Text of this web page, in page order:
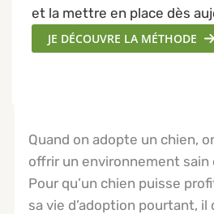
et la mettre en place dès
JE DÉCOUVRE LA MÉTHODE
Quand on adopte un chien,
offrir un environnement sain
Pour qu’un chien puisse
sa vie d’adoption pourtant, il